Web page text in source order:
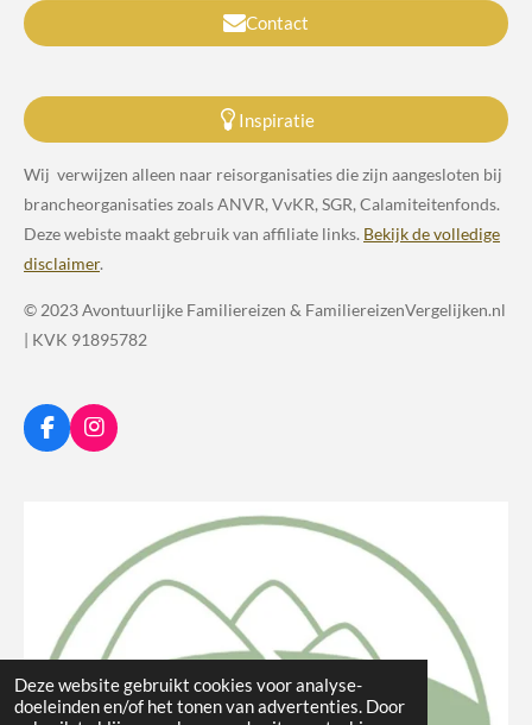
Deze website gebruikt cookies voor analyse-
doeleinden en/of het tonen van advertenties. Door
Contact
Inspiratie
Wij verwijzen alleen naar reisorganisaties die zijn aangesloten bij
brancheorganisaties zoals ANVR, VvKR, SGR, Calamiteitenfonds.
Deze webiste maakt gebruik van affiliate links. Bekijk de volledige
disclaimer.
© 2023 Avontuurlijke Familiereizen & FamiliereizenVergelijken.nl
| KVK 91895782
F
a
I
n
a
m